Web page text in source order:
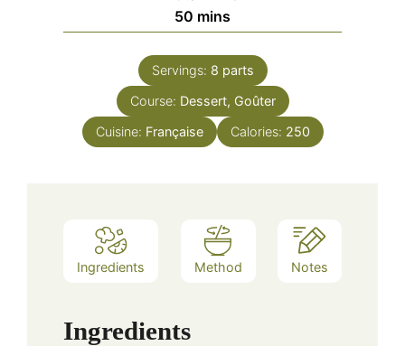
50 minutes
mins
Servings: 8 parts
Course: Dessert, Goûter
Cuisine: Française Calories: 250
Ingredients Method Notes
Ingredients